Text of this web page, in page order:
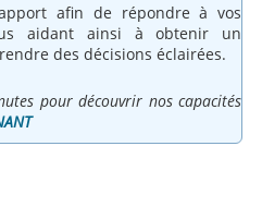
afin de répondre à vos
aidant ainsi à obtenir un
des décisions éclairées.
pour découvrir nos capacités